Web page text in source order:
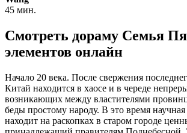
45 мин.
Смотреть дораму Семья
элементов онлайн
Начало 20 века. После свержения
Китай находится в хаосе и в череде
возникающих между властителями
беды простому народу. В это время
находит на раскопках в старом городе